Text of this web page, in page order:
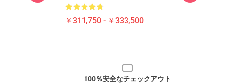
￥311,750 - ￥333,500
100％安全なチェックアウト